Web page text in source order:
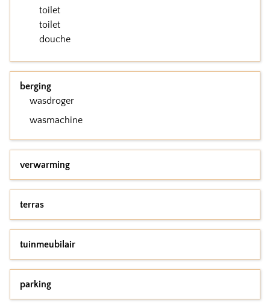
toilet
toilet
douche
berging
wasdroger
wasmachine
verwarming
terras
tuinmeubilair
parking